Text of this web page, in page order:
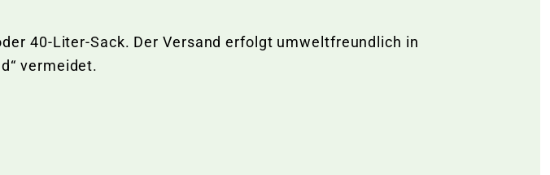
40-Liter-Sack. Der Versand erfolgt umweltfreundlich in
vermeidet.